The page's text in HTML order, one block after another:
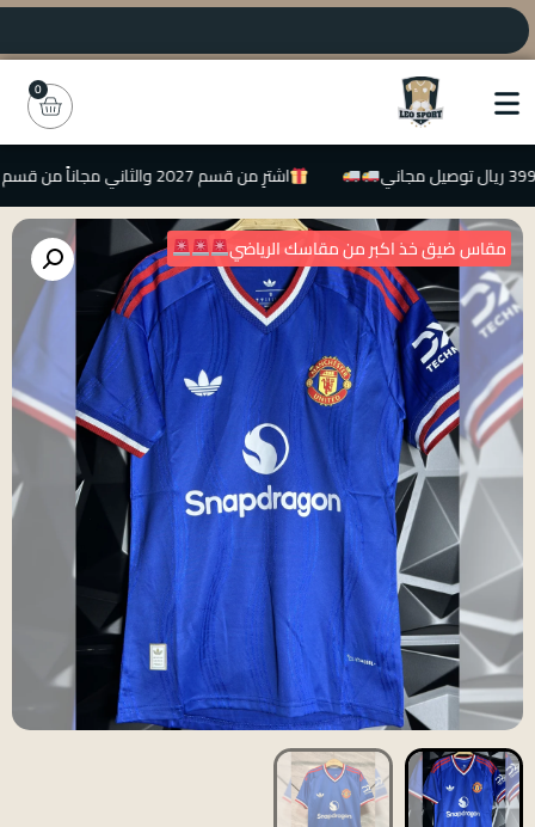
0
اشترِ من قسم 2027 والثاني مجاناً من قسم 2026
مقاس ضيق خذ اكبر من مقاسك الرياضي